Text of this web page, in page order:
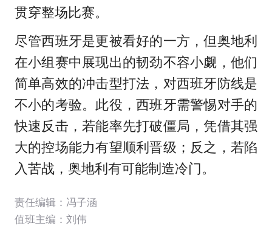
贯穿整场比赛。
尽管西班牙是更被看好的一方，但奥地利
在小组赛中展现出的韧劲不容小觑，他们
简单高效的冲击型打法，对西班牙防线是
不小的考验。此役，西班牙需警惕对手的
快速反击，若能率先打破僵局，凭借其强
大的控场能力有望顺利晋级；反之，若陷
入苦战，奥地利有可能制造冷门。
责任编辑：冯子涵
值班主编： 刘伟